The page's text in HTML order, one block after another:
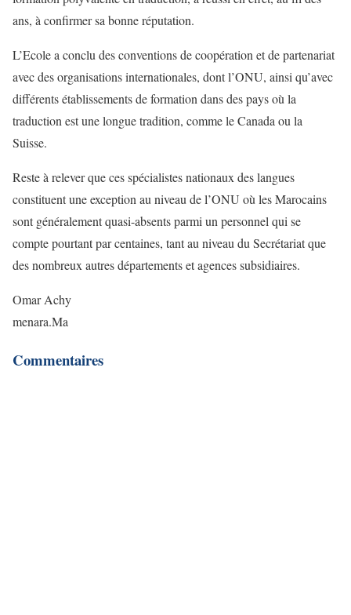
ans, à confirmer sa bonne réputation.
L’Ecole a conclu des conventions de coopération et de partenariat
avec des organisations internationales, dont l’ONU, ainsi qu’avec
différents établissements de formation dans des pays où la
traduction est une longue tradition, comme le Canada ou la
Suisse.
Reste à relever que ces spécialistes nationaux des langues
constituent une exception au niveau de l’ONU où les Marocains
sont généralement quasi-absents parmi un personnel qui se
compte pourtant par centaines, tant au niveau du Secrétariat que
des nombreux autres départements et agences subsidiaires.
Omar Achy
menara.Ma
Commentaires